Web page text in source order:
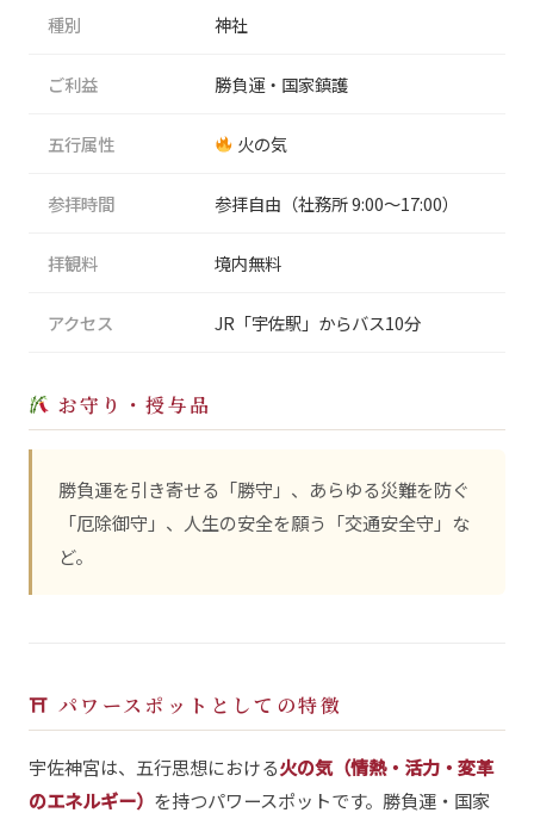
種別 神社
ご利益 勝負運・国家鎮護
五行属性 火の気
参拝時間 参拝自由（社務所 9:00〜17:00）
拝観料 境内無料
アクセス JR「宇佐駅」からバス10分
お守り・授与品
勝負運を引き寄せる「勝守」、あらゆる災難を防ぐ
「厄除御守」、人生の安全を願う「交通安全守」な
ど。
⛩ パワースポットとしての特徴
宇佐神宮は、五行思想における火の気（情熱・活力・変革
のエネルギー） を持つパワースポットです。勝負運・国家